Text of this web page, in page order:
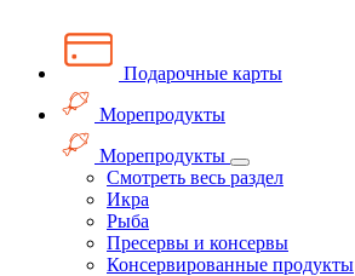
Подарочные карты
Морепродукты
Морепродукты
Смотреть весь раздел
Икра
Рыба
Пресервы и консервы
Консервированные продукты